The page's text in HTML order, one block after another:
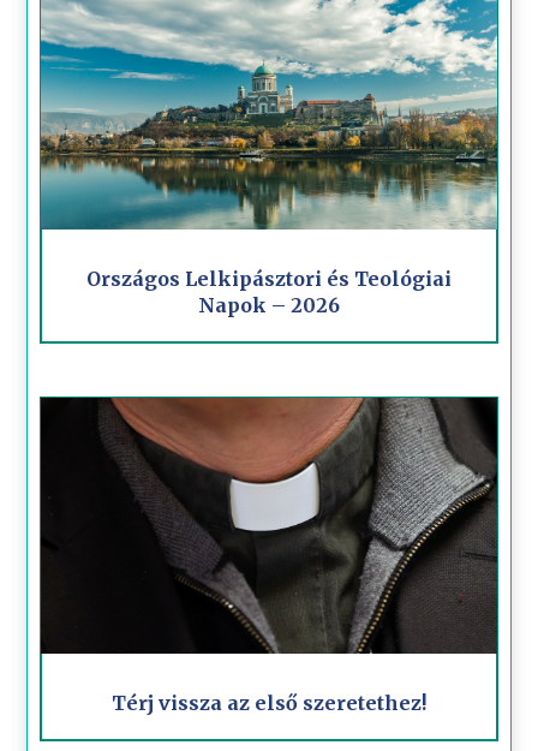
Országos Lelkipásztori és Teológiai
Napok – 2026
Térj vissza az első szeretethez!